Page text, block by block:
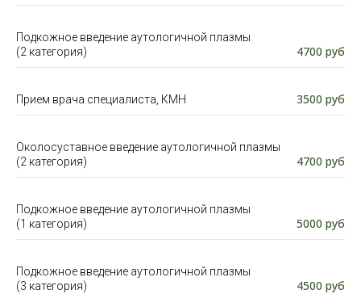
Подкожное введение аутологичной плазмы
(2 категория)
4700 руб
Прием врача специалиста, КМН 3500 руб
Околосуставное введение аутологичной плазмы
(2 категория)
4700 руб
Подкожное введение аутологичной плазмы
(1 категория)
5000 руб
Подкожное введение аутологичной плазмы
(3 категория)
4500 руб